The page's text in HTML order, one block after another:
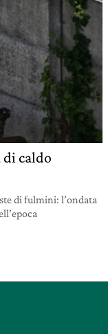
caldo
di fulmini: l’ondata